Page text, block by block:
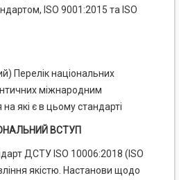
ISO 9001:2015 та ISO
Перелік національних
міжнародним
які є в цьому стандарті
ВСТУП
ДСТУ ISO 10006:2018 (ISO
якістю. Настанови щодо